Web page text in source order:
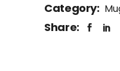
Category:
Share: